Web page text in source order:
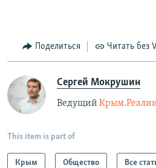
Поделиться Читать без
Сергей Мокрушин
Ведущий
This item is part of
Крым Общество Все